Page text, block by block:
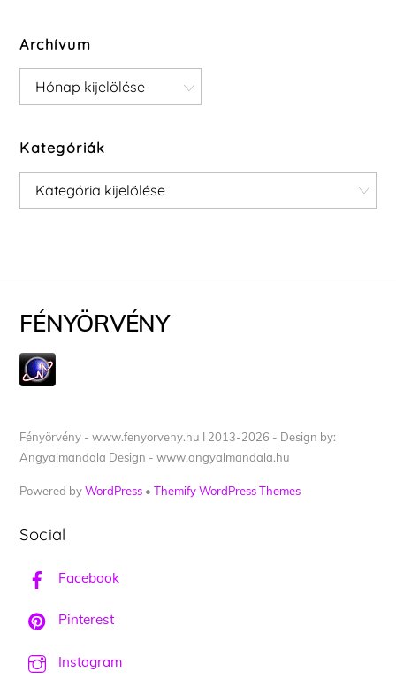
Archívum
Archívum
Kategóriák
Kategóriák
FÉNYÖRVÉNY
Fényörvény - www.fenyorveny.hu I 2013-2026 - Design by:
Angyalmandala Design - www.angyalmandala.hu
Powered byWordPress •Themify WordPress Themes
Social
Facebook
Pinterest
Instagram